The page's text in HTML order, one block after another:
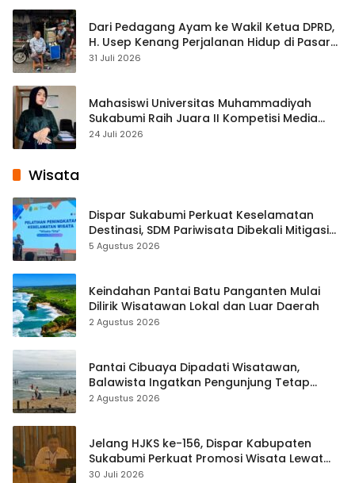
Dari Pedagang Ayam ke Wakil Ketua DPRD,
H. Usep Kenang Perjalanan Hidup di Pasar
Cisaat
31 Juli 2026
Mahasiswi Universitas Muhammadiyah
Sukabumi Raih Juara II Kompetisi Media
Pembelajaran Digital Tingkat Internasional
24 Juli 2026
Wisata
Dispar Sukabumi Perkuat Keselamatan
Destinasi, SDM Pariwisata Dibekali Mitigasi
hingga Teknik Evakuasi
5 Agustus 2026
Keindahan Pantai Batu Panganten Mulai
Dilirik Wisatawan Lokal dan Luar Daerah
2 Agustus 2026
Pantai Cibuaya Dipadati Wisatawan,
Balawista Ingatkan Pengunjung Tetap
Waspada
2 Agustus 2026
Jelang HJKS ke-156, Dispar Kabupaten
Sukabumi Perkuat Promosi Wisata Lewat
Publikasi Digital
30 Juli 2026